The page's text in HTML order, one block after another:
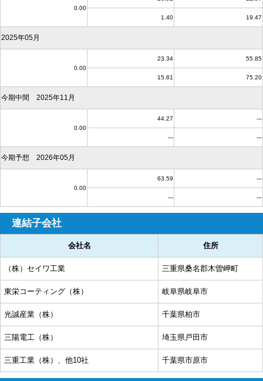
0.00
1.40 19.47
2025年05月
0.00
23.34 55.85
15.81 75.20
今期中間 2025年11月
0.00
44.27 ---
--- ---
今期予想 2026年05月
0.00
63.59 ---
--- ---
連結子会社
会社名 住所
（株）セイワ工業 三重県桑名郡木曽岬町
東栄コーティング（株） 岐阜県岐阜市
光誠産業（株） 千葉県柏市
三陽電工（株） 埼玉県戸田市
三重工業（株）、他10社 千葉県市原市